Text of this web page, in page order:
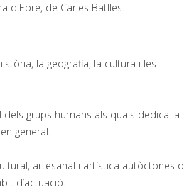
d'Ebre, de Carles Batlles.
la geografia, la cultura i les
grups humans als quals dedica la
general.
artesanal i artística autòctones o
d’actuació.